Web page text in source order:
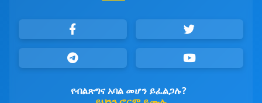
የብልጽግና አባል መሆን ይፈልጋሉ?